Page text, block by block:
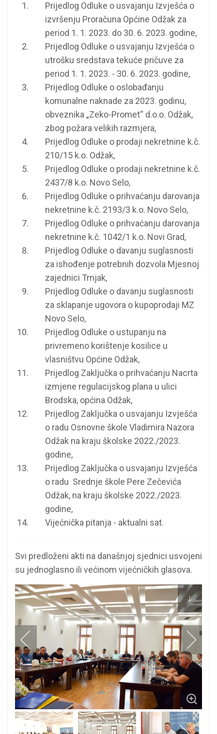
Prijedlog Odluke o usvajanju Izvješća o
izvršenju Proračuna Općine Odžak za
period 1. 1. 2023. do 30. 6. 2023. godine,
Prijedlog Odluke o usvajanju Izvješća o
utrošku sredstava tekuće pričuve za
period 1. 1. 2023. - 30. 6. 2023. godine,
Prijedlog Odluke o oslobađanju
komunalne naknade za 2023. godinu,
obveznika „Zeko-Promet“ d.o.o. Odžak,
zbog požara velikih razmjera,
Prijedlog Odluke o prodaji nekretnine k.č.
210/15 k.o. Odžak,
Prijedlog Odluke o prodaji nekretnine k.č.
2437/8 k.o. Novo Selo,
Prijedlog Odluke o prihvaćanju darovanja
nekretnine k.č. 2193/3 k.o. Novo Selo,
Prijedlog Odluke o prihvaćanju darovanja
nekretnine k.č. 1042/1 k.o. Novi Grad,
Prijedlog Odluke o davanju suglasnosti
za ishođenje potrebnih dozvola Mjesnoj
zajednici Trnjak,
Prijedlog Odluke o davanju suglasnosti
za sklapanje ugovora o kupoprodaji MZ
Novo Selo,
Prijedlog Odluke o ustupanju na
privremeno korištenje kosilice u
vlasništvu Općine Odžak,
Prijedlog Zaključka o prihvaćanju Nacrta
izmjene regulacijskog plana u ulici
Brodska, općina Odžak,
Prijedlog Zaključka o usvajanju Izvješća
o radu Osnovne škole Vladimira Nazora
Odžak na kraju školske 2022./2023.
godine,
Prijedlog Zaključka o usvajanju Izvješća
o radu Srednje škole Pere Zečevića
Odžak, na kraju školske 2022./2023.
godine,
Vijećnička pitanja - aktualni sat.
Svi predloženi akti na današnjoj sjednici usvojeni
su jednoglasno ili većinom vijećničkih glasova.